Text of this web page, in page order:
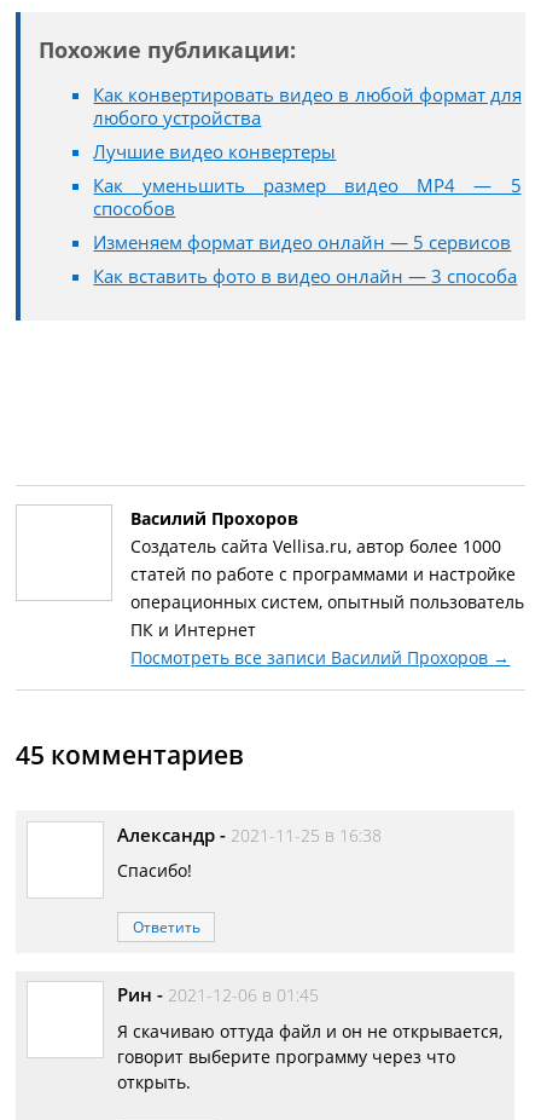
Похожие публикации:
Как конвертировать видео в любой формат для
любого устройства
Лучшие видео конвертеры
Как уменьшить размер видео MP4 — 5
способов
Изменяем формат видео онлайн — 5 сервисов
Как вставить фото в видео онлайн — 3 способа
Василий Прохоров
Создатель сайта Vellisa.ru, автор более 1000
статей по работе с программами и настройке
операционных систем, опытный пользователь
ПК и Интернет
Посмотреть все записи Василий Прохоров →
45 комментариев
Александр - 2021-11-25 в 16:38
Спасибо!
Ответить
Рин - 2021-12-06 в 01:45
Я скачиваю оттуда файл и он не открывается,
говорит выберите программу через что
открыть.